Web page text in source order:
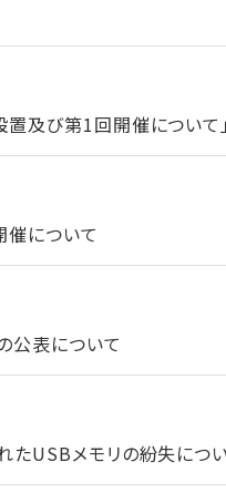
及び第1回開催について
について
公表について
USBメモリの紛失につ